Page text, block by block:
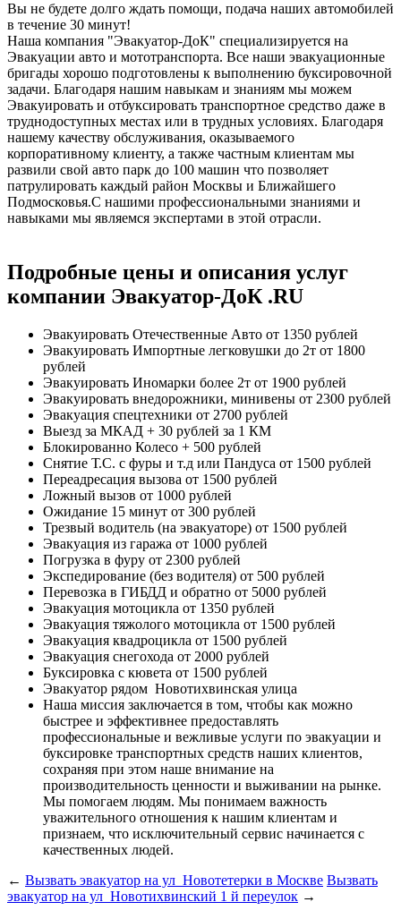
Вы не будете долго ждать помощи, подача наших автомобилей
в течение 30 минут!
Наша компания "Эвакуатор-ДоК" специализируется на
Эвакуации авто и мототранспорта. Все наши эвакуационные
бригады хорошо подготовлены к выполнению буксировочной
задачи. Благодаря нашим навыкам и знаниям мы можем
Эвакуировать и отбуксировать транспортное средство даже в
труднодоступных местах или в трудных условиях. Благодаря
нашему качеству обслуживания, оказываемого
корпоративному клиенту, а также частным клиентам мы
развили свой авто парк до 100 машин что позволяет
патрулировать каждый район Москвы и Ближайшего
Подмосковья.С нашими профессиональными знаниями и
навыками мы являемся экспертами в этой отрасли.
Подробные цены и описания услуг
компании Эвакуатор-ДоК .RU
Эвакуировать Отечественные Авто от 1350 рублей
Эвакуировать Импортные легковушки до 2т от 1800
рублей
Эвакуировать Иномарки более 2т от 1900 рублей
Эвакуировать внедорожники, минивены от 2300 рублей
Эвакуация спецтехники от 2700 рублей
Выезд за МКАД + 30 рублей за 1 КМ
Блокированно Колесо + 500 рублей
Снятие Т.С. с фуры и т.д или Пандуса от 1500 рублей
Переадресация вызова от 1500 рублей
Ложный вызов от 1000 рублей
Ожидание 15 минут от 300 рублей
Трезвый водитель (на эвакуаторе) от 1500 рублей
Эвакуация из гаража от 1000 рублей
Погрузка в фуру от 2300 рублей
Экспедирование (без водителя) от 500 рублей
Перевозка в ГИБДД и обратно от 5000 рублей
Эвакуация мотоцикла от 1350 рублей
Эвакуация тяжолого мотоцикла от 1500 рублей
Эвакуация квадроцикла от 1500 рублей
Эвакуация снегохода от 2000 рублей
Буксировка с кювета от 1500 рублей
Эвакуатор рядом Новотихвинская улица
Наша миссия заключается в том, чтобы как можно
быстрее и эффективнее предоставлять
профессиональные и вежливые услуги по эвакуации и
буксировке транспортных средств наших клиентов,
сохраняя при этом наше внимание на
производительность ценности и выживании на рынке.
Мы помогаем людям. Мы понимаем важность
уважительного отношения к нашим клиентам и
признаем, что исключительный сервис начинается с
качественных людей.
← Вызвать эвакуатор на ул Новотетерки в Москве Вызвать
эвакуатор на ул Новотихвинский 1 й переулок →